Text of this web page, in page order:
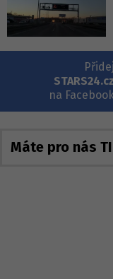
Přidej
STARS24.cz
na
Máte pro nás